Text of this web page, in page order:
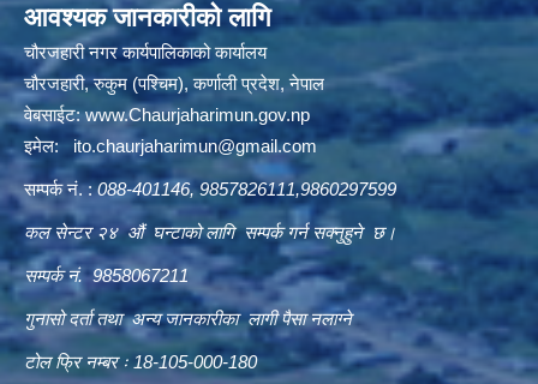
आवश्यक जानकारीको लागि
चौरजहारी नगर कार्यपालिकाको कार्यालय
चौरजहारी, रुकुम (पश्चिम), कर्णाली प्रदेश, नेपाल
वेबसाईट:www.Chaurjaharimun.gov.np
इमेल: ito.chaurjaharimun@gmail.com
सम्पर्क नं. :088-401146, 9857826111,9860297599
कल सेन्टर २४ औं घन्टाको लागि सम्पर्क गर्न सक्नुहुने छ।
सम्पर्क नं. 9858067211
गुनासो दर्ता तथा अन्य जानकारीका लागी पैसा नलाग्ने
टोल फ्रि नम्बर ः 18-105-000-180